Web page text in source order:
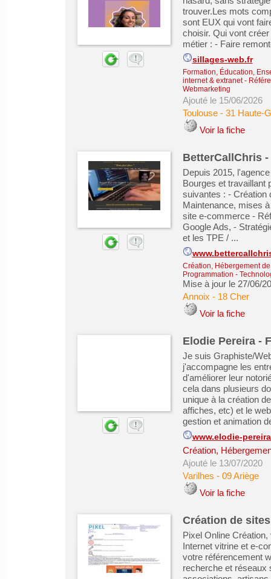
trouver.Les mots
sont EUX qui vont
choisir. Qui vont
métier : - Faire
sillages-web.fr
Formation, Éducation,
internet & extranet-
Webmarketing
Ajouté le 15/06/2026
Toulouse- 31 Haute-
Voir la fiche
BetterCallChris
Depuis 2015,
Bourges et travaillant
suivantes : - Création
Maintenance, mises
site e-commerce -
Google Ads, -
et les TPE / ...
Création, Hébergement
Programmation -
Mise à jour le 27/06/
Annoix - 18 Cher
Voir la fiche
Elodie Pereira -
Je suis Graphiste/
j'accompagne les
d'améliorer leur
cela dans plusieurs
unique à la création
affiches, etc) et le
gestion et animation
www.elodie-
Création,
Ajouté le 13/07/2020
Varilhes - 09 Ariège
Voir la fiche
Création de
Pixel Online
Internet vitrine et e-
votre référencement
recherche et réseaux